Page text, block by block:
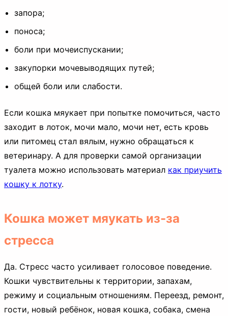
запора;
поноса;
боли при мочеиспускании;
закупорки мочевыводящих путей;
общей боли или слабости.
Если кошка мяукает при попытке помочиться, часто
заходит в лоток, мочи мало, мочи нет, есть кровь
или питомец стал вялым, нужно обращаться к
ветеринару. А для проверки самой организации
туалета можно использовать материал как приучить
кошку к лотку.
Кошка может мяукать из-за
стресса
Да. Стресс часто усиливает голосовое поведение.
Кошки чувствительны к территории, запахам,
режиму и социальным отношениям. Переезд, ремонт,
гости, новый ребёнок, новая кошка, собака, смена